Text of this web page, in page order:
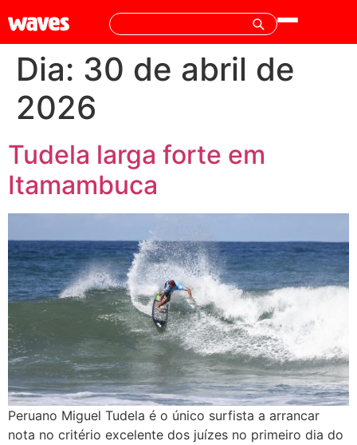
Dia: 30 de abril de
2026
Tudela larga forte em
Itamambuca
Peruano Miguel Tudela é o único surfista a arrancar
nota no critério excelente dos juízes no primeiro dia do